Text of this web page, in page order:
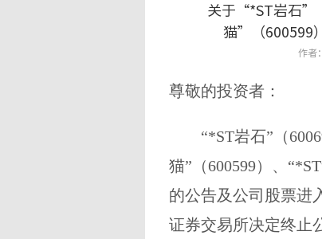
关于“*ST岩石”
猫”（600599
作者
尊敬的投资者：
“*ST岩石”（
猫”（600599）、
的公告及公司股票进
证券交易所决定终止